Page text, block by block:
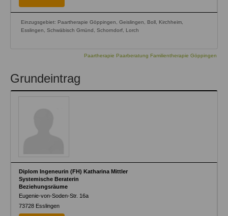
Einzugsgebiet: Paartherapie Göppingen, Geislingen, Boll, Kirchheim,
Esslingen, Schwäbisch Gmünd, Schorndorf, Lorch
Paartherapie Paarberatung Familientherapie Göppingen
Grundeintrag
Diplom Ingeneurin (FH) Katharina Mittler
Systemische Beraterin
Beziehungsräume
Eugenie-von-Soden-Str. 16a
73728 Esslingen